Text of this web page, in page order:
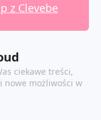
z Clevebe
ciekawe treści,
nowe możliwości w